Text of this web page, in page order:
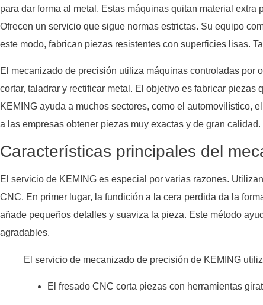
para dar forma al metal. Estas máquinas quitan material
Ofrecen un servicio que sigue normas estrictas. Su equipo
este modo, fabrican piezas resistentes con superficies lisas.
El mecanizado de precisión utiliza máquinas controladas por
cortar, taladrar y rectificar metal. El objetivo es fabricar
KEMING ayuda a muchos sectores, como el automovilístico,
a las empresas obtener piezas muy exactas y de gran calidad.
Características principales del
El servicio de KEMING es especial por varias razones.
CNC. En primer lugar, la fundición a la cera perdida da la
añade pequeños detalles y suaviza la pieza. Este método
agradables.
El servicio de mecanizado de precisión de KEMING
El fresado CNC corta piezas con herramientas